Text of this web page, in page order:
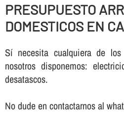
PRESUPUESTO
DOMESTICOS EN
Sí necesita cualquiera de
nosotros disponemos:
desatascos.
No dude en contactarnos al